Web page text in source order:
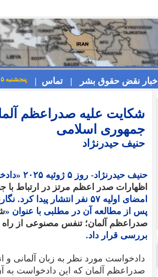
اخبار نقض حقوق بشر | تماس | پنجشنبه ۱۵ مرداد ۱۴۰۵ / Thursday 6th August 2026
شکایت علیه صدراعظم
جمهوری اسلامی
حنیف حیدرنژاد
حنیف حیدرنژاد- روز ۵ ژوئیه ۲۰۲۵ «دادخواست»ی با عنوان «
اظهارات صدر اعظم مرتز در ارتباط با
پس از مطالعه آن در مطلبی با عنوان «
صدراعظم آلمان؛ تنفس مصنوعی از
بررسی قرار داد.
صدراعظم آلمان که این دادخواست به